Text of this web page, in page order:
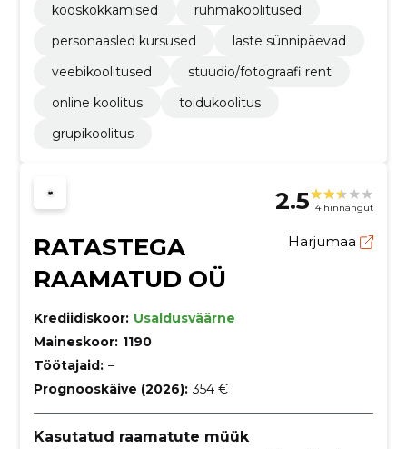
kooskokkamised
rühmakoolitused
personaasled kursused
laste sünnipäevad
veebikoolitused
stuudio/fotograafi rent
online koolitus
toidukoolitus
grupikoolitus
2.5 4 hinnangut
RATASTEGA
RAAMATUD OÜ
Harjumaa
Krediidiskoor: Usaldusväärne
Maineskoor: 1190
Töötajaid: –
Prognooskäive (2026): 354 €
Kasutatud raamatute müük